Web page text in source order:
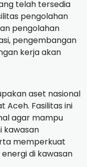
telah tersedia
pengolahan
pengolahan
pengembangan
kerja akan
aset nasional
Aceh. Fasilitas ini
agar mampu
kawasan
memperkuat
di kawasan